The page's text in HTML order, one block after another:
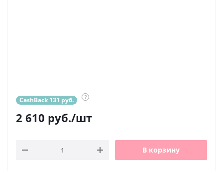
CashBack 131 руб. ?
2 610 руб./шт
В корзину